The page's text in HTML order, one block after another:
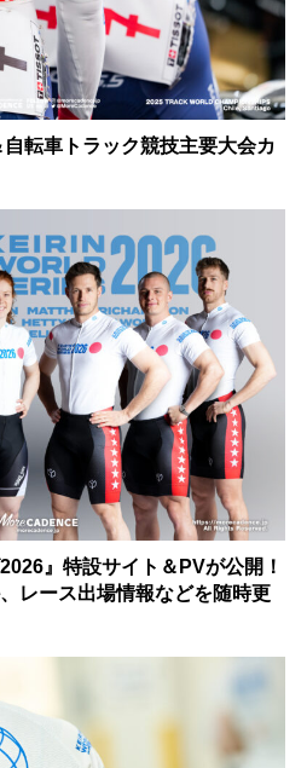
自転車トラック競技主要大会カ
』特設サイト＆PVが公開！
レース出場情報などを随時更